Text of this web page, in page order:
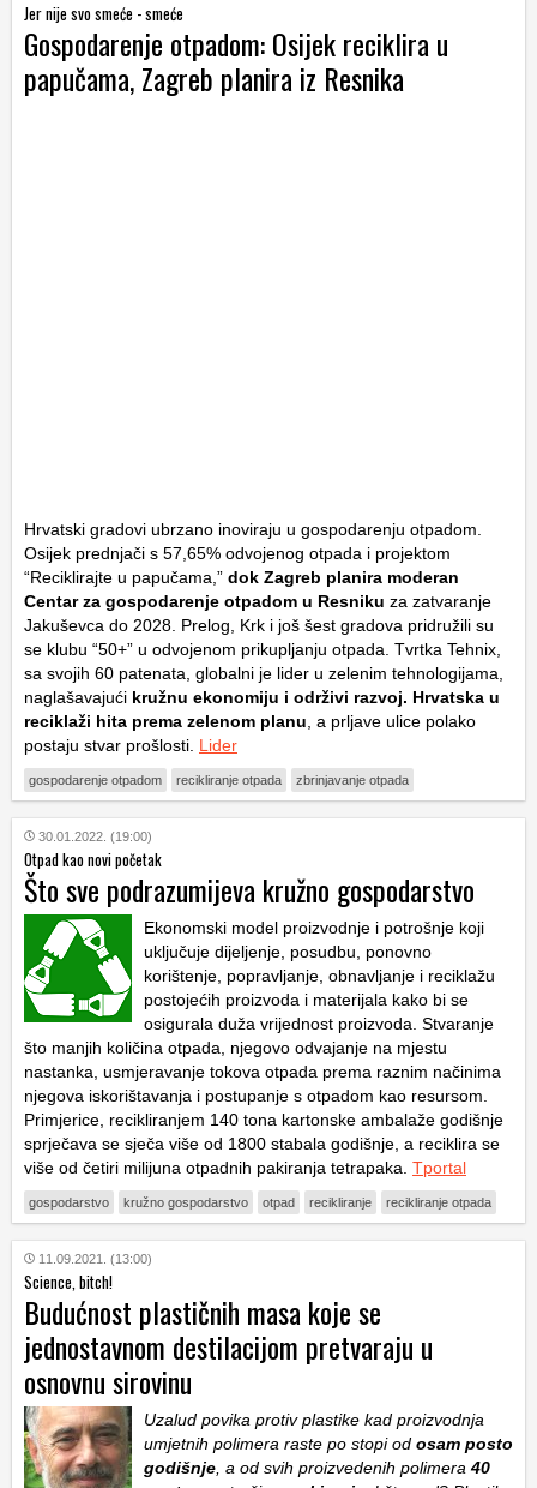
Jer nije svo smeće - smeće
Gospodarenje otpadom: Osijek reciklira u
papučama, Zagreb planira iz Resnika
Hrvatski gradovi ubrzano inoviraju u gospodarenju otpadom.
Osijek prednjači s 57,65% odvojenog otpada i projektom
“Reciklirajte u papučama,” dok Zagreb planira moderan
Centar za gospodarenje otpadom u Resniku za zatvaranje
Jakuševca do 2028. Prelog, Krk i još šest gradova pridružili su
se klubu “50+” u odvojenom prikupljanju otpada. Tvrtka Tehnix,
sa svojih 60 patenata, globalni je lider u zelenim tehnologijama,
naglašavajući kružnu ekonomiju i održivi razvoj. Hrvatska u
reciklaži hita prema zelenom planu, a prljave ulice polako
postaju stvar prošlosti. Lider
gospodarenje otpadom recikliranje otpada zbrinjavanje otpada
30.01.2022. (19:00)
Otpad kao novi početak
Što sve podrazumijeva kružno gospodarstvo
Ekonomski model proizvodnje i potrošnje koji
uključuje dijeljenje, posudbu, ponovno
korištenje, popravljanje, obnavljanje i reciklažu
postojećih proizvoda i materijala kako bi se
osigurala duža vrijednost proizvoda. Stvaranje
što manjih količina otpada, njegovo odvajanje na mjestu
nastanka, usmjeravanje tokova otpada prema raznim načinima
njegova iskorištavanja i postupanje s otpadom kao resursom.
Primjerice, recikliranjem 140 tona kartonske ambalaže godišnje
sprječava se sječa više od 1800 stabala godišnje, a reciklira se
više od četiri milijuna otpadnih pakiranja tetrapaka. Tportal
gospodarstvo kružno gospodarstvo otpad recikliranje recikliranje otpada
11.09.2021. (13:00)
Science, bitch!
Budućnost plastičnih masa koje se
jednostavnom destilacijom pretvaraju u
osnovnu sirovinu
Uzalud povika protiv plastike kad proizvodnja
umjetnih polimera raste po stopi od osam posto
godišnje, a od svih proizvedenih polimera 40